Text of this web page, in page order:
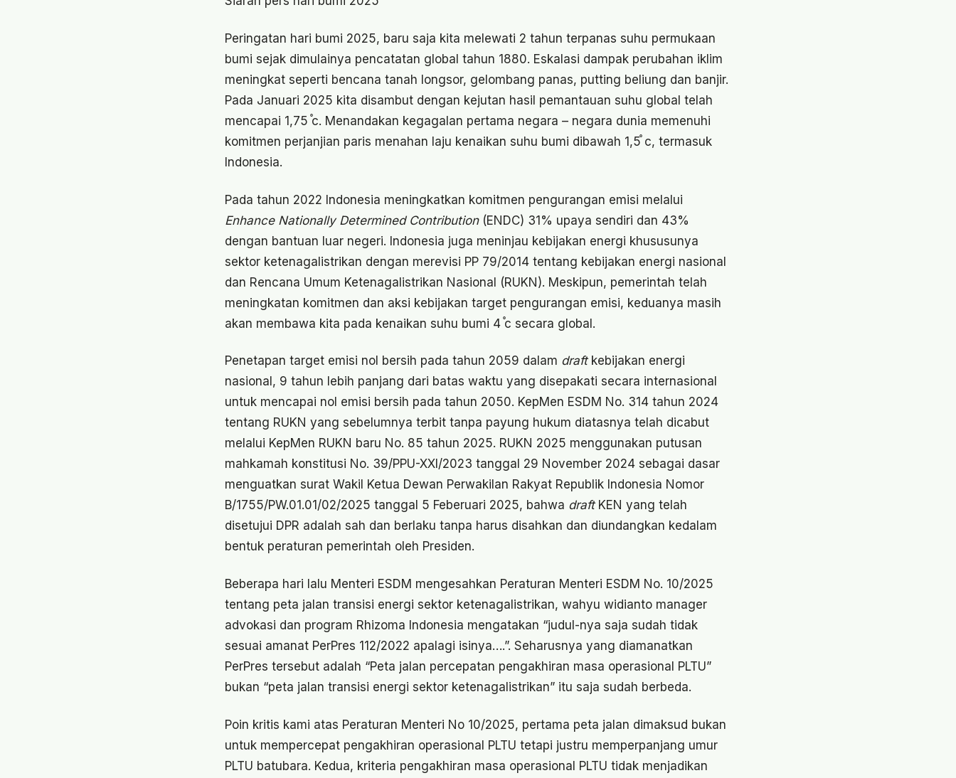
Peringatan hari bumi 2025, baru saja kita melewati 2 tahun terpanas suhu permukaan
bumi sejak dimulainya pencatatan global tahun 1880. Eskalasi dampak perubahan iklim
meningkat seperti bencana tanah longsor, gelombang panas, putting beliung dan banjir.
Pada Januari 2025 kita disambut dengan kejutan hasil pemantauan suhu global telah
mencapai 1,75 ֯c. Menandakan kegagalan pertama negara – negara dunia memenuhi
komitmen perjanjian paris menahan laju kenaikan suhu bumi dibawah 1,5֯ c, termasuk
Indonesia.
Pada tahun 2022 Indonesia meningkatkan komitmen pengurangan emisi melalui
Enhance Nationally Determined Contribution(ENDC) 31% upaya sendiri dan 43%
dengan bantuan luar negeri. Indonesia juga meninjau kebijakan energi khususunya
sektor ketenagalistrikan dengan merevisi PP 79/2014 tentang kebijakan energi nasional
dan Rencana Umum Ketenagalistrikan Nasional (RUKN). Meskipun, pemerintah telah
meningkatan komitmen dan aksi kebijakan target pengurangan emisi, keduanya masih
akan membawa kita pada kenaikan suhu bumi 4 ֯c secara global.
Penetapan target emisi nol bersih pada tahun 2059 dalam draftkebijakan energi
nasional, 9 tahun lebih panjang dari batas waktu yang disepakati secara internasional
untuk mencapai nol emisi bersih pada tahun 2050. KepMen ESDM No. 314 tahun 2024
tentang RUKN yang sebelumnya terbit tanpa payung hukum diatasnya telah dicabut
melalui KepMen RUKN baru No. 85 tahun 2025. RUKN 2025 menggunakan putusan
mahkamah konstitusi No. 39/PPU-XXI/2023 tanggal 29 November 2024 sebagai dasar
menguatkan surat Wakil Ketua Dewan Perwakilan Rakyat Republik Indonesia Nomor
B/1755/PW.01.01/02/2025 tanggal 5 Feberuari 2025, bahwa draftKEN yang telah
disetujui DPR adalah sah dan berlaku tanpa harus disahkan dan diundangkan kedalam
bentuk peraturan pemerintah oleh Presiden.
Beberapa hari lalu Menteri ESDM mengesahkan Peraturan Menteri ESDM No. 10/2025
tentang peta jalan transisi energi sektor ketenagalistrikan, wahyu widianto manager
advokasi dan program Rhizoma Indonesia mengatakan “judul-nya saja sudah tidak
sesuai amanat PerPres 112/2022 apalagi isinya….”. Seharusnya yang diamanatkan
PerPres tersebut adalah “Peta jalan percepatan pengakhiran masa operasional PLTU”
bukan “peta jalan transisi energi sektor ketenagalistrikan” itu saja sudah berbeda.
Poin kritis kami atas Peraturan Menteri No 10/2025, pertama peta jalan dimaksud bukan
untuk mempercepat pengakhiran operasional PLTU tetapi justru memperpanjang umur
PLTU batubara. Kedua, kriteria pengakhiran masa operasional PLTU tidak menjadikan